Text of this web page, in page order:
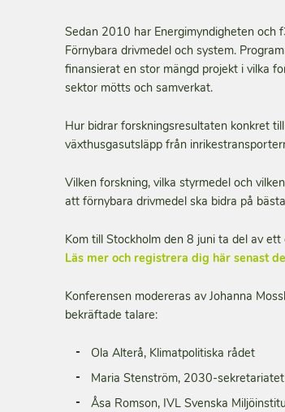
Sedan 2010 har Energimyndigheten och
Förnybara drivmedel och system.
finansierat en stor mängd projekt i vilka
sektor mötts och samverkat.
Hur bidrar forskningsresultaten konkret
växthusgasutsläpp från
Vilken forskning, vilka styrmedel och
att förnybara drivmedel ska bidra på
Kom till Stockholm den 8 juni ta del av
Läs mer och registrera dig här senast
Konferensen modereras av Johanna
bekräftade talare:
Ola Alterå, Klimatpolitiska rådet
Maria Stenström, 2030-sekretariatet
Åsa Romson, IVL Svenska